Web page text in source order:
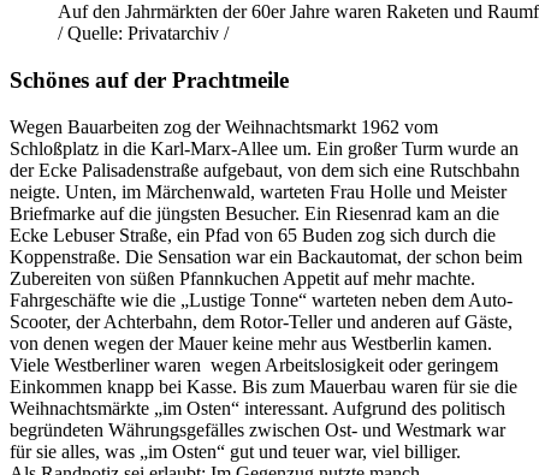
Auf den Jahrmärkten der 60er Jahre waren Raketen und
/ Quelle: Privatarchiv /
Schönes auf der Prachtmeile
Wegen Bauarbeiten zog der Weihnachtsmarkt 1962 vom
Schloßplatz in die Karl-Marx-Allee um. Ein großer Turm wurde an
der Ecke Palisadenstraße aufgebaut, von dem sich eine Rutschbahn
neigte. Unten, im Märchenwald, warteten Frau Holle und Meister
Briefmarke auf die jüngsten Besucher. Ein Riesenrad kam an die
Ecke Lebuser Straße, ein Pfad von 65 Buden zog sich durch die
Koppenstraße. Die Sensation war ein Backautomat, der schon beim
Zubereiten von süßen Pfannkuchen Appetit auf mehr machte.
Fahrgeschäfte wie die „Lustige Tonne“ warteten neben dem Auto-
Scooter, der Achterbahn, dem Rotor-Teller und anderen auf Gäste,
von denen wegen der Mauer keine mehr aus Westberlin kamen.
Viele Westberliner waren wegen Arbeitslosigkeit oder geringem
Einkommen knapp bei Kasse. Bis zum Mauerbau waren für sie die
Weihnachtsmärkte „im Osten“ interessant. Aufgrund des politisch
begründeten Währungsgefälles zwischen Ost- und Westmark war
für sie alles, was „im Osten“ gut und teuer war, viel billiger.